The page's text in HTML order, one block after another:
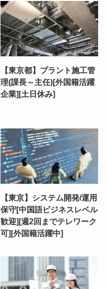
【東京都】プラント施工管
理(課長～主任)[外国籍活躍
企業][土日休み]
【東京】システム開発/運用
保守[中国語ビジネスレベル
歓迎][週2回までテレワーク
可][外国籍活躍中]